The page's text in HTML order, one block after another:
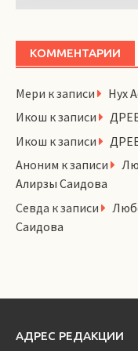
КОММЕНТАРИИ
Мери к записи
Нух
Икош к записи
Икош к записи
Аноним к записи
Алирзы Саидова
Севда к записи
Саидова
АДРЕС РЕДАКЦИИ